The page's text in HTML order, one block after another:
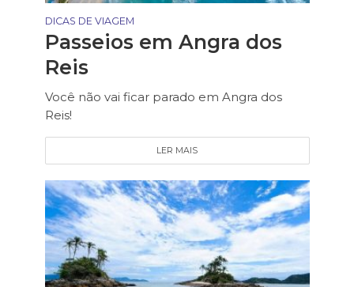
DICAS DE VIAGEM
Passeios em Angra dos
Reis
Você não vai ficar parado em Angra dos
Reis!
LER MAIS